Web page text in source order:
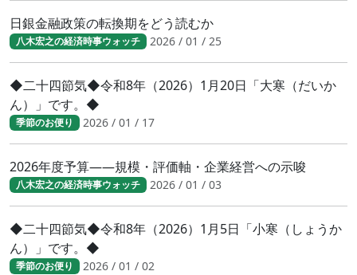
日銀金融政策の転換期をどう読むか
八木宏之の経済時事ウォッチ 2026 / 01 / 25
◆二十四節気◆令和8年（2026）1月20日「大寒（だいか
ん）」です。◆
季節のお便り 2026 / 01 / 17
2026年度予算――規模・評価軸・企業経営への示唆
八木宏之の経済時事ウォッチ 2026 / 01 / 03
◆二十四節気◆令和8年（2026）1月5日「小寒（しょうか
ん）」です。◆
季節のお便り 2026 / 01 / 02